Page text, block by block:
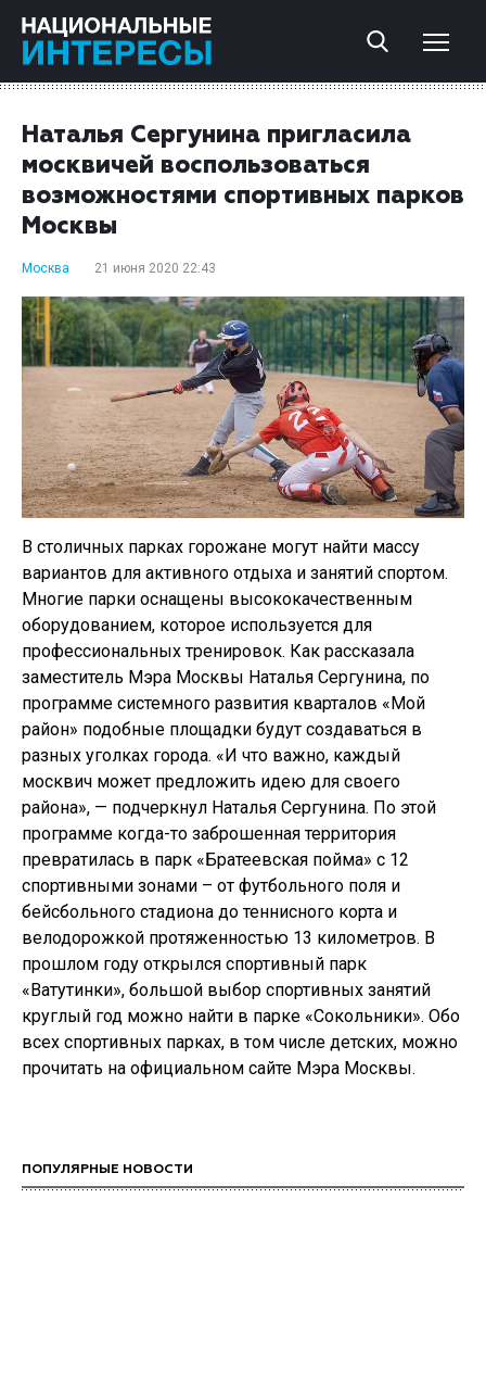
Наталья Сергунина пригласила
москвичей воспользоваться
возможностями спортивных парков
Москвы
Москва 21 июня 2020 22:43
В столичных парках горожане могут найти массу
вариантов для активного отдыха и занятий спортом.
Многие парки оснащены высококачественным
оборудованием, которое используется для
профессиональных тренировок. Как рассказала
заместитель Мэра Москвы Наталья Сергунина, по
программе системного развития кварталов «Мой
район» подобные площадки будут создаваться в
разных уголках города. «И что важно, каждый
москвич может предложить идею для своего
района», — подчеркнул Наталья Сергунина. По этой
программе когда-то заброшенная территория
превратилась в парк «Братеевская пойма» с 12
спортивными зонами – от футбольного поля и
бейсбольного стадиона до теннисного корта и
велодорожкой протяженностью 13 километров. В
прошлом году открылся спортивный парк
«Ватутинки», большой выбор спортивных занятий
круглый год можно найти в парке «Сокольники». Обо
всех спортивных парках, в том числе детских, можно
прочитать на официальном сайте Мэра Москвы.
ПОПУЛЯРНЫЕ НОВОСТИ